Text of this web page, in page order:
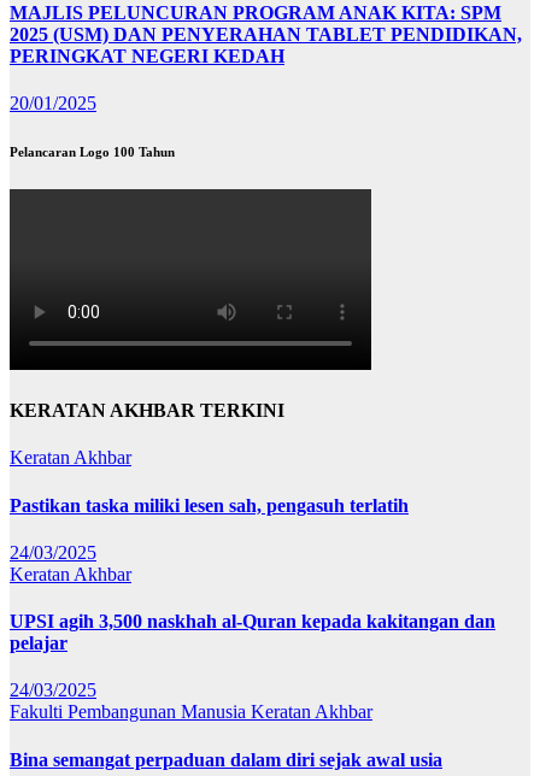
MAJLIS PELUNCURAN PROGRAM ANAK KITA: SPM
2025 (USM) DAN PENYERAHAN TABLET PENDIDIKAN,
PERINGKAT NEGERI KEDAH
20/01/2025
Pelancaran Logo 100 Tahun
KERATAN AKHBAR TERKINI
Keratan Akhbar
Pastikan taska miliki lesen sah, pengasuh terlatih
24/03/2025
Keratan Akhbar
UPSI agih 3,500 naskhah al-Quran kepada kakitangan dan
pelajar
24/03/2025
Fakulti Pembangunan Manusia Keratan Akhbar
Bina semangat perpaduan dalam diri sejak awal usia